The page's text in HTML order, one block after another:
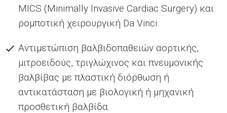
MICS (Minimally Invasive Cardiac Surgery) και
ροµποτική χειρουργική Da Vinci.
Αντιµετώπιση βαλβιδοπαθειών αορτικής,
µιτροειδούς, τριγλώχινος και πνευµονικής
βαλβίβας µε πλαστική διόρθωση ή
αντικατάσταση µε βιολογική ή µηχανική
προσθετική βαλβίδα.